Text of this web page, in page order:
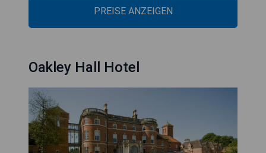
PREISE ANZEIGEN
Oakley Hall Hotel